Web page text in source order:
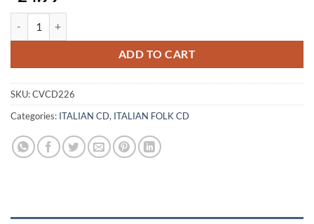
ADD TO CART
SKU:CVCD226
Categories: ITALIAN CD, ITALIAN FOLK CD